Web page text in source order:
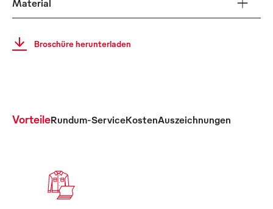
Material
Broschüre herunterladen
VorteileRundum-ServiceKostenAuszeichnungen